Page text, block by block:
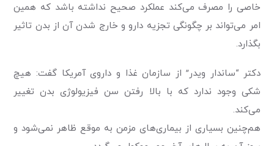
خاصی را مصرف می‌کند عملکرد صحیح نداشته باشد که همین
امر می‌تواند بر چگونگی تجزیه دارو و خارج شدن آن از بدن تاثیر
بگذارد.
دکتر “ساندار ویدر” از سازمان غذا و داروی آمریکا گفت: هیچ
شکی وجود ندارد که با بالا رفتن سن فیزیولوژی بدن تغییر
می‌کند.
هم‌چنین بسیاری از بیماری‌های مزمن به موقع ظاهر نمی‌شود و